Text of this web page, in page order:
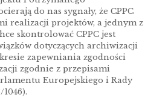
do nas sygnały, że CPPC
realizacji projektów, a jednym z
skontrolować CPPC jest
dotyczących archiwizacji
zapewniania zgodności
zgodnie z przepisami
Europejskiego i Rady